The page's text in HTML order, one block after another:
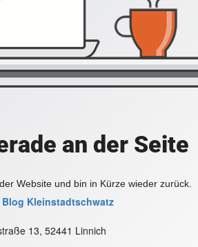
an der Seite
Website und bin in Kürze wieder zurück.
Blog Kleinstadtschwatz
13, 52441 Linnich